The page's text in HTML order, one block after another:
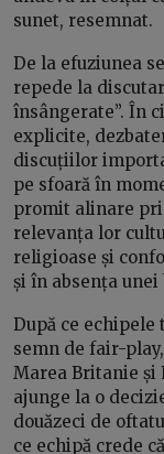
sunet, resemnat.
De la efuziunea
repede la
însângerate”. În
explicite,
discuțiilor
pe sfoară în
promit alinare
relevanța lor
religioase și
și în absența
După ce echipele
semn de fair-
Marea Britanie și
ajunge la o
douăzeci de
ce echipă crede